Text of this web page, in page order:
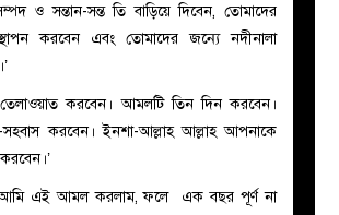
ও সন্তান-সন্ত তি বাড়িয়ে দিবেন, তোমাদের
করবেন এবং তোমাদের জন্যে নদীনালা
করবেন। আমলটি তিন দিন করবেন।
সহবাস করবেন। ইনশা-আল্লাহ আল্লাহ আপনাকে
আমি এই আমল করলাম, ফলে এক বছর পূর্ণ না